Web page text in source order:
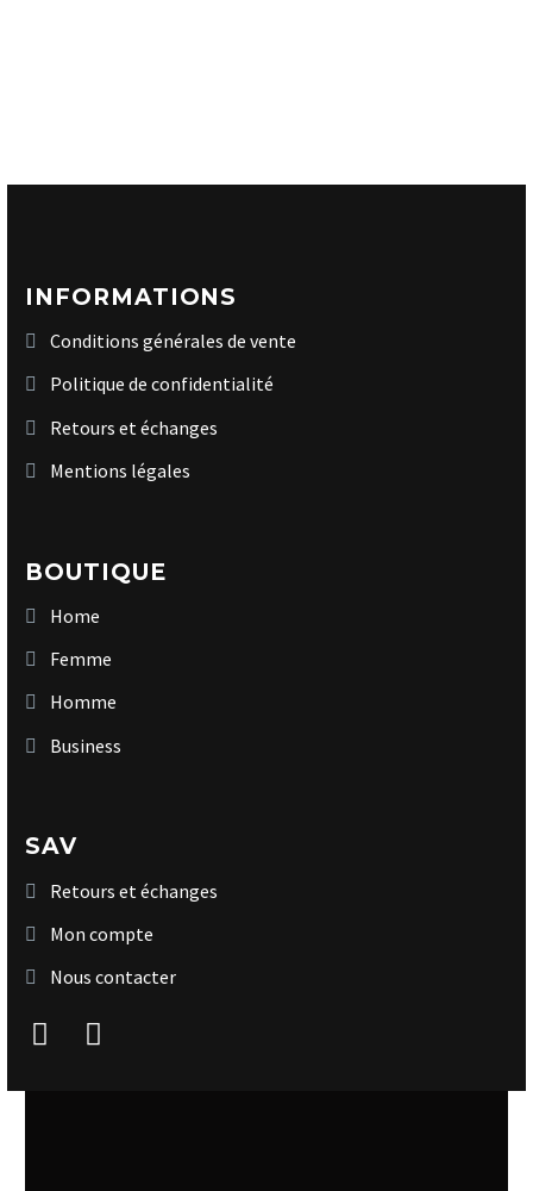
INFORMATIONS
Conditions générales de vente
Politique de confidentialité
Retours et échanges
Mentions légales
BOUTIQUE
Home
Femme
Homme
Business
SAV
Retours et échanges
Mon compte
Nous contacter